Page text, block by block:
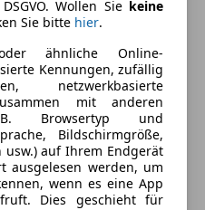
Vollleder
auf Motorschaden.
mehreren Banken
Finanzierunglösung
Wollen Sie keine
Sie bitte hier.
ähnliche Online-
Kennungen, zufällig
netzwerkbasierte
mit anderen
Browsertyp und
Bildschirmgröße,
auf Ihrem Endgerät
ausgelesen werden, um
wenn es eine App
Dies geschieht für